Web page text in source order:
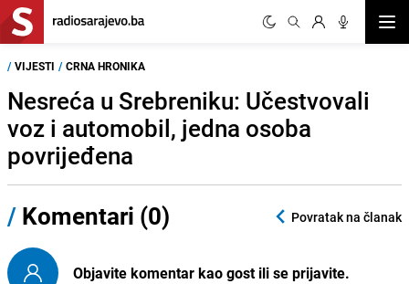
/ VIJESTI / CRNA HRONIKA
Nesreća u Srebreniku: Učestvovali
voz i automobil, jedna osoba
povrijeđena
/ Komentari (0) Povratak na članak
Objavite komentar kao gost ili se prijavite.